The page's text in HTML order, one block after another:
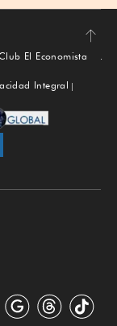
Subir
El Economista
Integral